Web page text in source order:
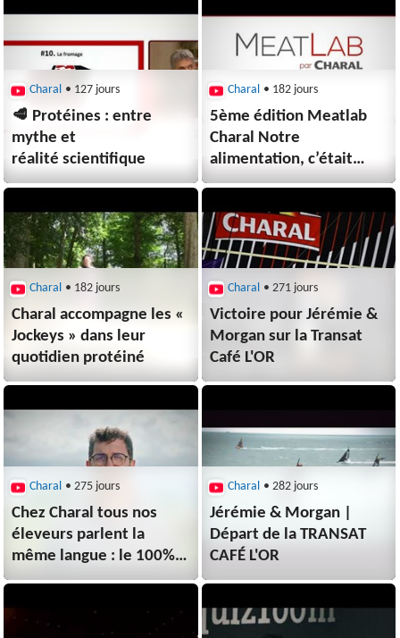
Charal • 127 jours
🥩 Protéines : entre
mythe et
réalité scientifique
Charal • 182 jours
5ème édition Meatlab
Charal Notre
alimentation, c’était
mieux avant
Charal • 182 jours
Charal accompagne les «
Jockeys » dans leur
quotidien protéiné
Charal • 271 jours
Victoire pour Jérémie &
Morgan sur la Transat
Café L'OR
Charal • 275 jours
Chez Charal tous nos
éleveurs parlent la
même langue : le 100%
français !
Charal • 282 jours
Jérémie & Morgan |
Départ de la TRANSAT
CAFÉ L'OR